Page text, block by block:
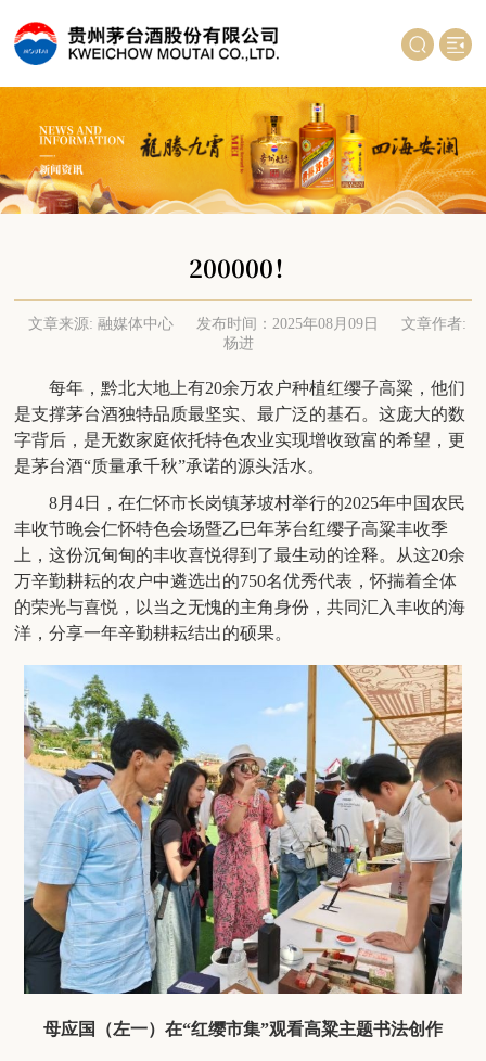
200000！
文章来源: 融媒体中心 发布时间：2025年08月09日
文章作者:
杨进
每年，黔北大地上有20余万农户种植红缨子高粱，他们
是支撑茅台酒独特品质最坚实、最广泛的基石。这庞大的数
字背后，是无数家庭依托特色农业实现增收致富的希望，更
是茅台酒“质量承千秋”承诺的源头活水。
8月4日，在仁怀市长岗镇茅坡村举行的2025年中国农民
丰收节晚会仁怀特色会场暨乙巳年茅台红缨子高粱丰收季
上，这份沉甸甸的丰收喜悦得到了最生动的诠释。从这20余
万辛勤耕耘的农户中遴选出的750名优秀代表，怀揣着全体
的荣光与喜悦，以当之无愧的主角身份，共同汇入丰收的海
洋，分享一年辛勤耕耘结出的硕果。
母应国（左一）在“红缨市集”观看高粱主题书法创作